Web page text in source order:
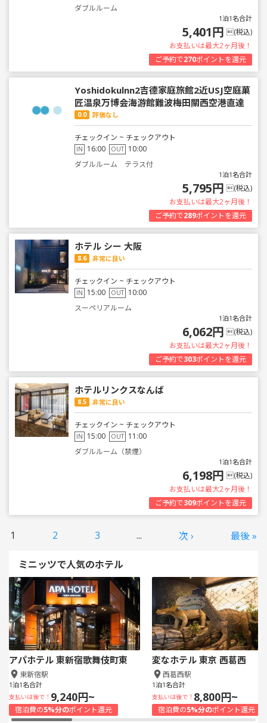
ダブルルーム
1泊1名合計
5,401円 (税込)
お支払いは最大2ヶ月後！
ご予約で270ポイントを還元
Yoshidokulnn2吉德家庭旅館2近USJ空庭菓
匠温泉万博会海游館難波梅田關西空港直達
0.0 評価なし
チェックイン ~ チェックアウト
IN 16:00 OUT 10:00
ダブルルーム テラス付
1泊1名合計
5,795円 (税込)
お支払いは最大2ヶ月後！
ご予約で289ポイントを還元
ホテル シー 大阪
8.6 非常に良い
チェックイン ~ チェックアウト
IN 15:00 OUT 10:00
スーペリアルーム
1泊1名合計
6,062円 (税込)
お支払いは最大2ヶ月後！
ご予約で303ポイントを還元
ホテルリンクスなんば
8.5 非常に良い
チェックイン ~ チェックアウト
IN 15:00 OUT 11:00
ダブルルーム（禁煙）
1泊1名合計
6,198円 (税込)
お支払いは最大2ヶ月後！
ご予約で309ポイントを還元
1 2 3 ... 次 › 最後 »
ミニッツで人気のホテル
アパホテル 東新宿歌舞伎町東
東新宿駅
1泊1名合計
支払いは後で！ 9,240円~
宿泊費の5%分のポイント還元
変なホテル 東京 西葛西
西葛西駅
1泊1名合計
支払いは後で！ 8,800円~
宿泊費の5%分のポイント還元